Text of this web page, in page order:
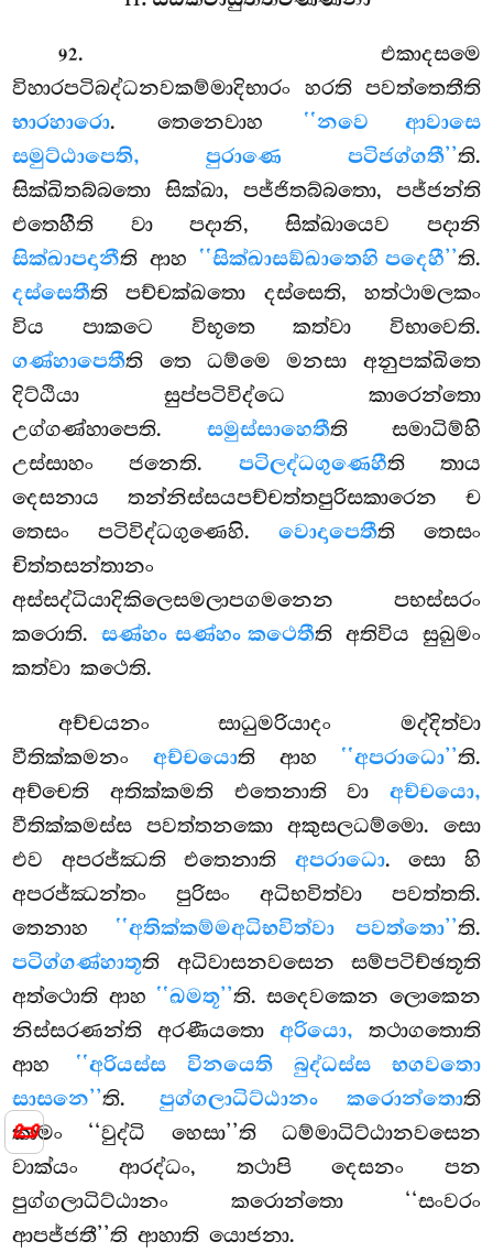
📜
92. එකාදසමෙ
විහාරපටිබද්ධනවකම්මාදිභාරං හරති පවත්තෙතීති
භාරහාරො. තෙනෙවාහ ‘‘නවෙ ආවාසෙ
සමුට්ඨාපෙති, පුරාණෙ පටිජග්ගතී’’ති.
සික්ඛිතබ්බතො සික්ඛා, පජ්ජිතබ්බතො, පජ්ජන්ති
එතෙහීති වා පදානි, සික්ඛායෙව පදානි
සික්ඛාපදානීති ආහ ‘‘සික්ඛාසඞ්ඛාතෙහි පදෙහී’’ති.
දස්සෙතීති පච්චක්ඛතො දස්සෙති, හත්ථාමලකං
විය පාකටෙ විභූතෙ කත්වා විභාවෙති.
ගණ්හාපෙතීති තෙ ධම්මෙ මනසා අනුපක්ඛිතෙ
දිට්ඨියා සුප්පටිවිද්ධෙ කාරෙන්තො
උග්ගණ්හාපෙති. සමුස්සාහෙතීති සමාධිම්හි
උස්සාහං ජනෙති. පටිලද්ධගුණෙහීති තාය
දෙසනාය තන්නිස්සයපච්චත්තපුරිසකාරෙන ච
තෙසං පටිවිද්ධගුණෙහි. වොදාපෙතීති තෙසං
චිත්තසන්තානං
අස්සද්ධියාදිකිලෙසමලාපගමනෙන පභස්සරං
කරොති. සණ්හං සණ්හං කථෙතීති අතිවිය සුඛුමං
කත්වා කථෙති.
අච්චයනංසාධුමරියාදං මද්දිත්වා
වීතික්කමනංඅච්චයොති ආහ ‘‘අපරාධො’’ති.
අච්චෙති අතික්කමති එතෙනාති වා අච්චයො,
වීතික්කමස්ස පවත්තනකො අකුසලධම්මො. සො
එව අපරජ්ඣති එතෙනාති අපරාධො. සො හි
අපරජ්ඣන්තං පුරිසං අධිභවිත්වා පවත්තති.
තෙනාහ ‘‘අතික්කම්මඅධිභවිත්වා පවත්තො’’ති.
පටිග්ගණ්හාතූති අධිවාසනවසෙන සම්පටිච්ඡතූති
අත්ථොති ආහ ‘‘ඛමතූ’’ති. සදෙවකෙන ලොකෙන
නිස්සරණන්ති අරණීයතො අරියො, තථාගතොති
ආහ ‘‘අරියස්ස විනයෙති බුද්ධස්ස භගවතො
සාසනෙ’’ති. පුග්ගලාධිට්ඨානං කරොන්තොති
කාමං ‘‘වුද්ධි හෙසා’’ති ධම්මාධිට්ඨානවසෙන
වාක්යං ආරද්ධං, තථාපි දෙසනං පන
පුග්ගලාධිට්ඨානං කරොන්තො ‘‘සංවරං
ආපජ්ජතී’’ති ආහාති යොජනා.